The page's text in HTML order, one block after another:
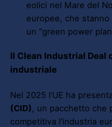
eolici nel Mare del
europee, che
un “green power
Il Clean Industrial Deal
industriale
Nel 2025 l’UE ha
(CID) , un pacchetto che
competitiva l’industria